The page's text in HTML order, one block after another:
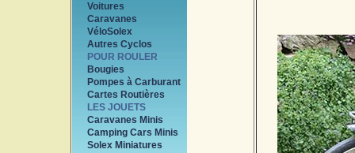
Voitures
Caravanes
VéloSolex
Autres Cyclos
POUR ROULER
Bougies
Pompes à Carburant
Cartes Routières
LES JOUETS
Caravanes Minis
Camping Cars Minis
Solex Miniatures